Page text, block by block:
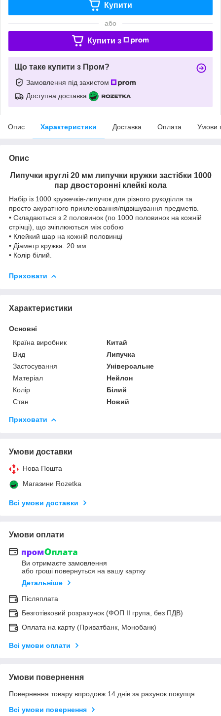
Купити
або
Купити з
Що таке купити з Пром?
Замовлення під захистом
Доступна доставка
Опис Характеристики Доставка Оплата Умови
Опис
Липучки круглі 20 мм липучки кружки застібки 1000
пар двосторонні клейкі кола
Набір із 1000 кружечків-липучок для різного рукоділля та
просто акуратного приклеювання/підвішування предметів.
• Складаються з 2 половинок (по 1000 половинок на кожній
стрічці), що зчіплюються між собою
• Клейкий шар на кожній половинці
• Діаметр кружка: 20 мм
• Колір білий.
Приховати
Характеристики
Основні
Країна виробник
Китай
Вид
Липучка
Застосування
Універсальне
Матеріал
Нейлон
Колір
Білий
Стан
Новий
Приховати
Умови доставки
Нова Пошта
Магазини Rozetka
Всі умови доставки
Умови оплати
Ви отримаєте замовлення
або гроші повернуться на вашу картку
Детальніше
Післяплата
Безготівковий розрахунок (ФОП ІІ група, без ПДВ)
Оплата на карту (Приватбанк, Монобанк)
Всі умови оплати
Умови повернення
Повернення товару впродовж 14 днів за рахунок покупця
Всі умови повернення